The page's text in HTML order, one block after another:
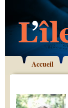
Accueil